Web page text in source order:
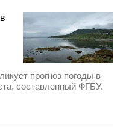
прогноз погоды в
составленный ФГБУ.